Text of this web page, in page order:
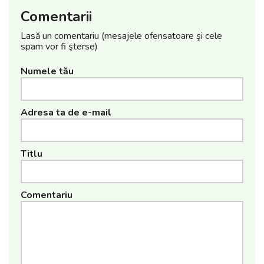
Comentarii
Lasă un comentariu (mesajele ofensatoare şi cele
spam vor fi şterse)
Numele tău
Adresa ta de e-mail
Titlu
Comentariu